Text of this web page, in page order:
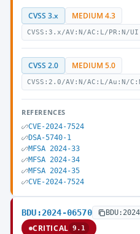
CVSS 3.x MEDIUM 4.3
CVSS:3.x/AV:N/AC:L/PR:N/
CVSS 2.0 MEDIUM 5.0
CVSS:2.0/AV:N/AC:L/Au:N/
REFERENCES
CVE-2024-7524
DSA-5740-1
MFSA 2024-33
MFSA 2024-34
MFSA 2024-35
CVE-2024-7524
BDU:2024-06570
CRITICAL 9.1